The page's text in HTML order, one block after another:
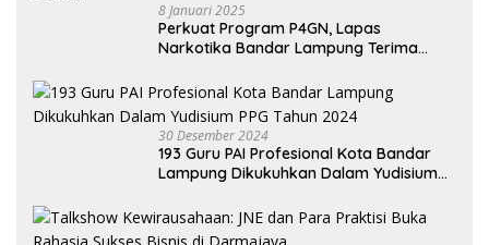
8 Januari 2025
Perkuat Program P4GN, Lapas
Narkotika Bandar Lampung Terima
Selatan
30 Desember 2024
193 Guru PAI Profesional Kota Bandar
Lampung Dikukuhkan Dalam Yudisium